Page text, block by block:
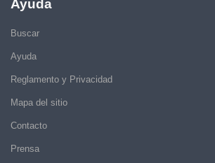
Ayuda
Buscar
Ayuda
Reglamento y Privacidad
Mapa del sitio
Contacto
Prensa